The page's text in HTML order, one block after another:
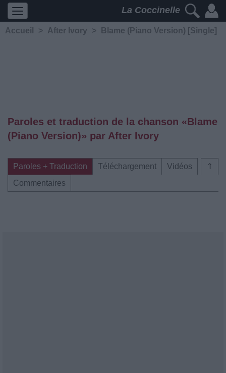
La Coccinelle
Accueil > After Ivory > Blame (Piano Version) [Single]
Paroles et traduction de la chanson «Blame
(Piano Version)» par After Ivory
⇑
Paroles + Traduction Téléchargement
Vidéos
Commentaires